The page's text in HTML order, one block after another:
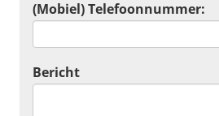
(Mobiel) Telefoonnummer:
Bericht